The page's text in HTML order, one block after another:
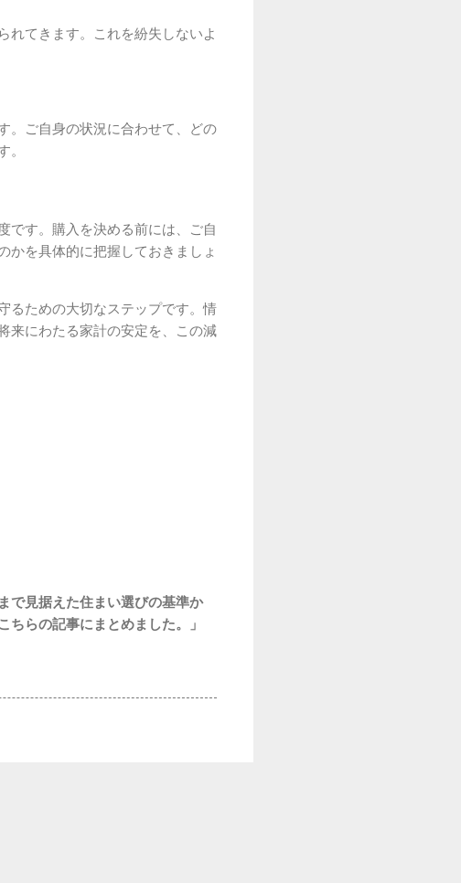
れてきます。これを紛失しないよ
。ご自身の状況に合わせて、どの
。
です。購入を決める前には、ご自
かを具体的に把握しておきましょ
るための大切なステップです。情
来にわたる家計の安定を、この減
で見据えた住まい選びの基準か
らの記事にまとめました。」